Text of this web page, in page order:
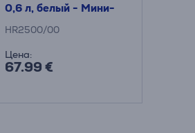
0,6 л, белый - Мини-
блендер
HR2500/00
Цена:
67.99 €